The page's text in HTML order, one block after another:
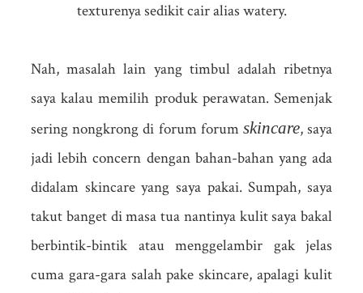
texturenya sedikit cair alias watery.
Nah, masalah lain yang timbul adalah ribetnya
saya kalau memilih produk perawatan. Semenjak
sering nongkrong di forum forum skincare, saya
jadi lebih concern dengan bahan-bahan yang ada
didalam skincare yang saya pakai. Sumpah, saya
takut banget di masa tua nantinya kulit saya bakal
berbintik-bintik atau menggelambir gak jelas
cuma gara-gara salah pake skincare, apalagi kulit